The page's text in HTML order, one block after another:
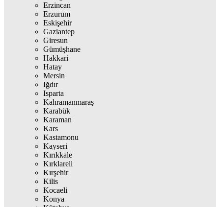
Erzincan
Erzurum
Eskişehir
Gaziantep
Giresun
Gümüşhane
Hakkari
Hatay
Mersin
Iğdır
Isparta
Kahramanmaraş
Karabük
Karaman
Kars
Kastamonu
Kayseri
Kırıkkale
Kırklareli
Kırşehir
Kilis
Kocaeli
Konya